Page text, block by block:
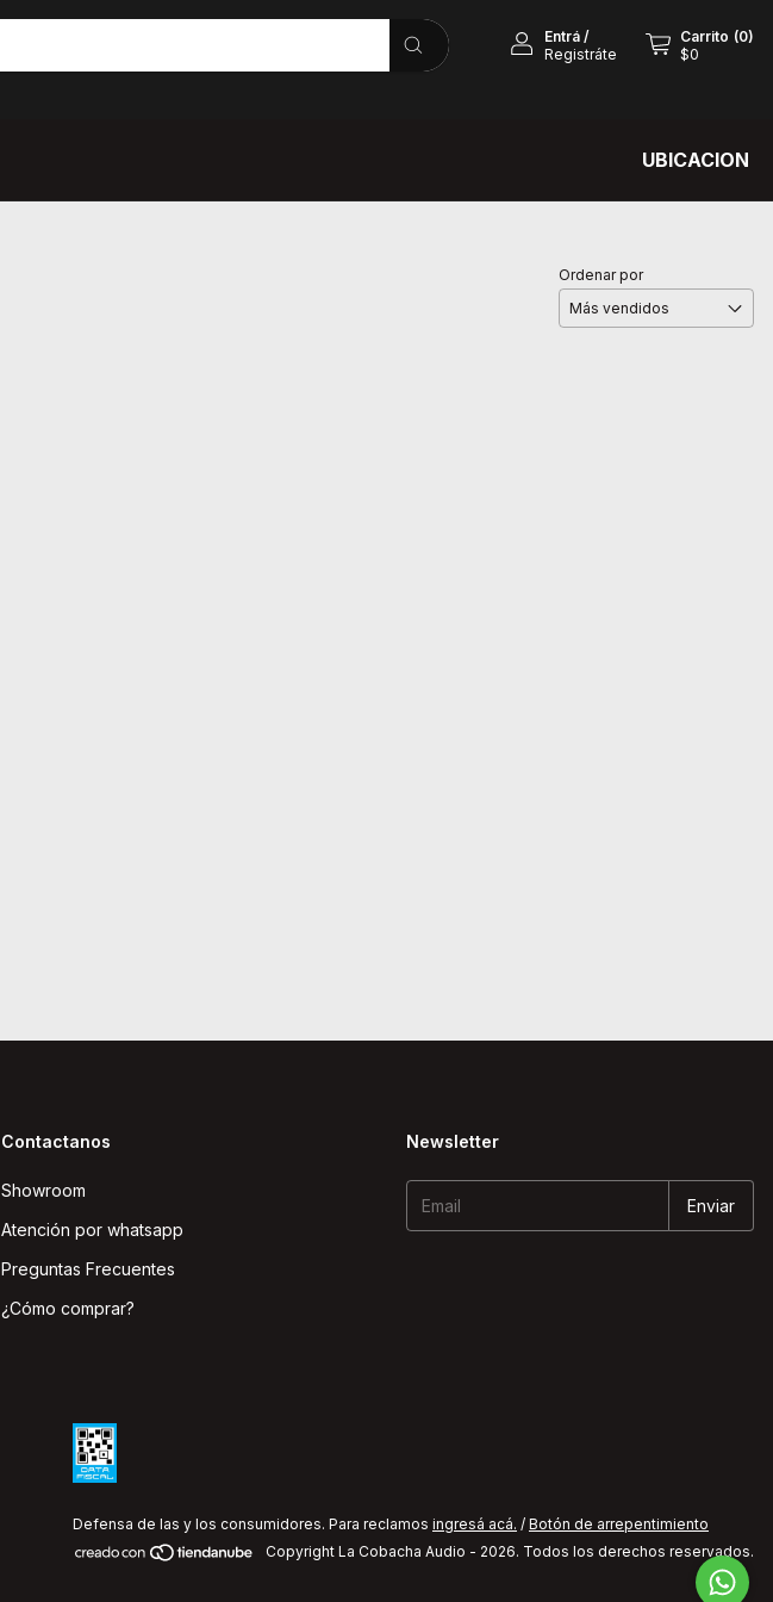
Entrá/
Registráte
Carrito (0)
$0
UBICACION
Ordenar por
Contactanos
Showroom
Atención por whatsapp
Preguntas Frecuentes
¿Cómo comprar?
Newsletter
Defensa de las y los consumidores. Para reclamos ingresá acá. / Botón de arrepentimiento
Copyright La Cobacha Audio - 2026. Todos los derechos reservados.